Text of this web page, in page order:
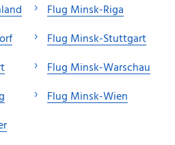
Flug Minsk-Riga
Flug Minsk-Stuttgart
Flug Minsk-Warschau
Flug Minsk-Wien